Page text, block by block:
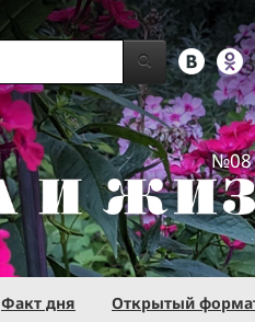
№08
Факт дня Открытый